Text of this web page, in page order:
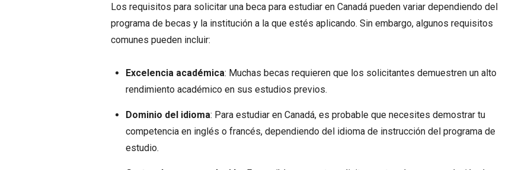
Los requisitos para solicitar una beca para estudiar en Canadá pueden variar dependiendo del
programa de becas y la institución a la que estés aplicando. Sin embargo, algunos requisitos
comunes pueden incluir:
Excelencia académica: Muchas becas requieren que los solicitantes demuestren un alto
rendimiento académico en sus estudios previos.
Dominio del idioma: Para estudiar en Canadá, es probable que necesites demostrar tu
competencia en inglés o francés, dependiendo del idioma de instrucción del programa de
estudio.